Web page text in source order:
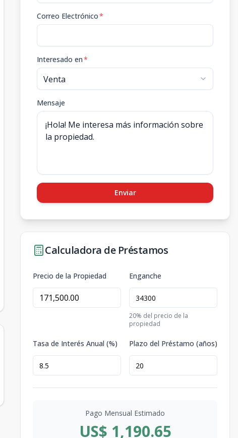
Correo Electrónico*
Interesado en*
Mensaje
Enviar
Calculadora de Préstamos
Precio de la Propiedad Enganche
20% del precio de la
propiedad
Tasa de Interés Anual (%) Plazo del Préstamo (años)
Pago Mensual Estimado
US$ 1,190.65